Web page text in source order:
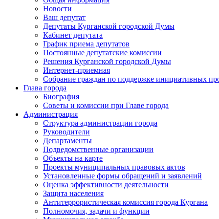
Новости
Ваш депутат
Депутаты Курганской городской Думы
Кабинет депутата
График приема депутатов
Постоянные депутатские комиссии
Решения Курганской городской Думы
Интернет-приемная
Собрание граждан по поддержке инициативных
Глава города
Биография
Советы и комиссии при Главе города
Администрация
Структура администрации города
Руководители
Департаменты
Подведомственные организации
Объекты на карте
Проекты муниципальных правовых актов
Установленные формы обращений и заявлений
Оценка эффективности деятельности
Защита населения
Антитеррористическая комиссия города Кургана
Полномочия, задачи и функции